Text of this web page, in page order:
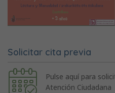
Solicitar cita previa
Pulse aquí para
Atención Ciudadana